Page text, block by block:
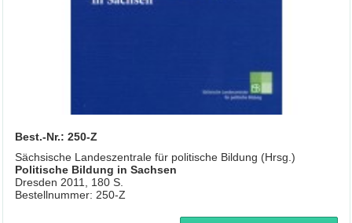
Best.-Nr.: 250-Z
Sächsische Landeszentrale für politische Bildung (Hrsg.)
Politische Bildung in Sachsen
Dresden 2011, 180 S.
Bestellnummer: 250-Z